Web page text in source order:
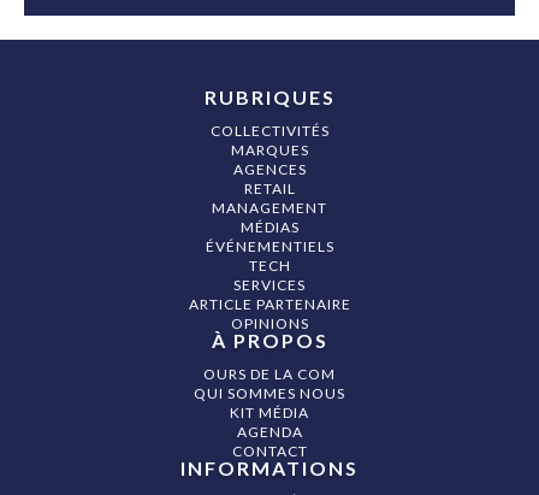
RUBRIQUES
COLLECTIVITÉS
MARQUES
AGENCES
RETAIL
MANAGEMENT
MÉDIAS
ÉVÉNEMENTIELS
TECH
SERVICES
ARTICLE PARTENAIRE
OPINIONS
À PROPOS
OURS DE LA COM
QUI SOMMES NOUS
KIT MÉDIA
AGENDA
CONTACT
INFORMATIONS